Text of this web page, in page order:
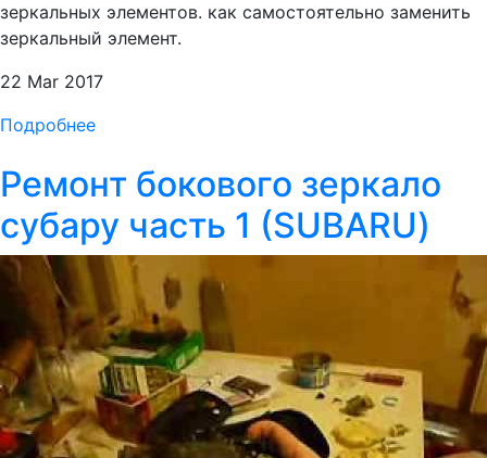
зеркальных элементов. как самостоятельно заменить
зеркальный элемент.
22 Mar 2017
Подробнее
Ремонт бокового зеркало
субару часть 1 (SUBARU)